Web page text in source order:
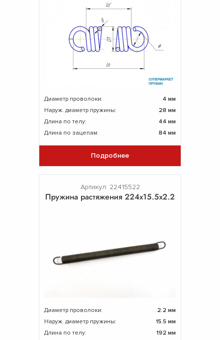
Диаметр проволоки:
4 мм
Наруж. диаметр пружины:
28 мм
Длина по телу:
44 мм
Длина по зацепам:
84 мм
Подробнее
Артикул: 22415522
Пружина растяжения 224х15.5х2.2
Диаметр проволоки:
2.2 мм
Наруж. диаметр пружины:
15.5 мм
Длина по телу:
192 мм